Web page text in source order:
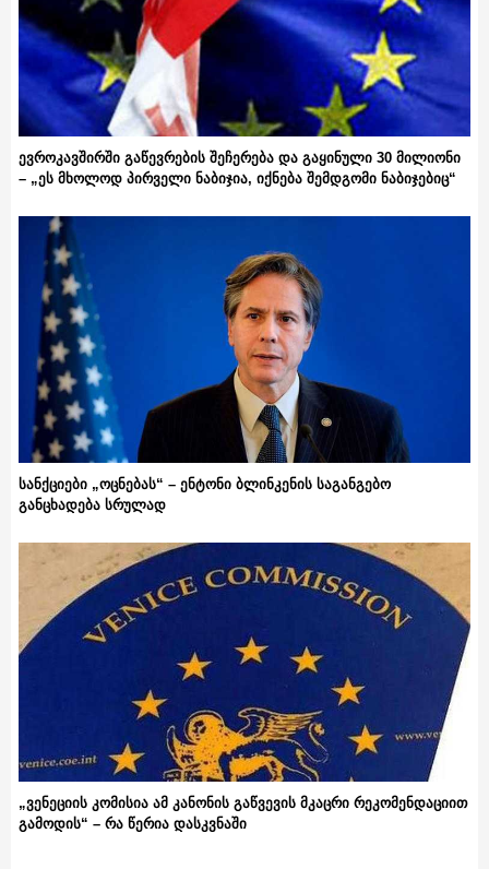
ევროკავშირში გაწევრების შეჩერება და გაყინული 30 მილიონი
– „ეს მხოლოდ პირველი ნაბიჯია, იქნება შემდგომი ნაბიჯებიც“
სანქციები „ოცნებას“ – ენტონი ბლინკენის საგანგებო
განცხადება სრულად
„ვენეციის კომისია ამ კანონის გაწვევის მკაცრი რეკომენდაციით
გამოდის“ – რა წერია დასკვნაში